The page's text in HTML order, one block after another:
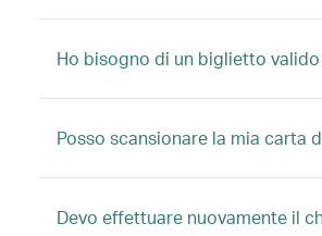
Ho bisogno di un biglietto
Posso scansionare la mia carta
Devo effettuare nuovamente il